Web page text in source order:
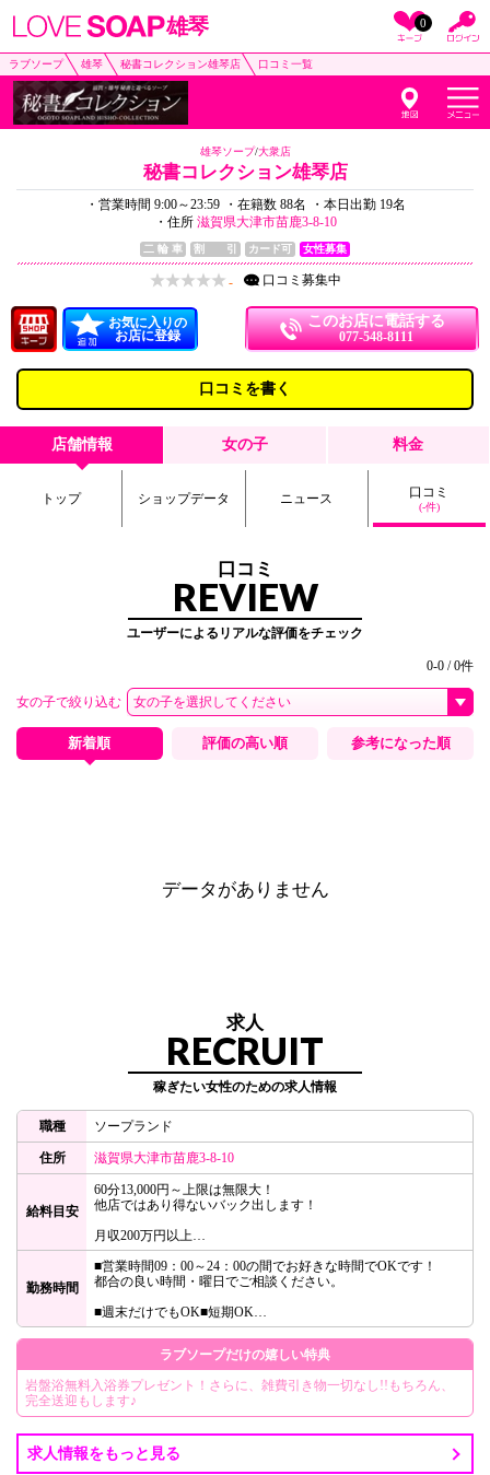
雄琴 0
ラブソープ 雄琴 秘書コレクション雄琴店 口コミ一覧
雄琴ソープ/大衆店
秘書コレクション雄琴店
・営業時間 9:00～23:59 ・在籍数 88名
・本日出勤 19名
・住所 滋賀県大津市苗鹿3-8-10
二 輪 車 割 引 カード可 女性募集
- 口コミ 募集中
お気に入りの
お店に登録
このお店に電話する
077-548-8111
口コミを書く
店舗情報 女の子 料金
トップ ショップデータ ニュース 口コミ
(-件)
口コミ
REVIEW
ユーザーによるリアルな評価をチェック
0-0 / 0件
女の子で絞り込む
新着順 評価の高い順 参考になった順
データがありません
求人
RECRUIT
稼ぎたい女性のための求人情報
職種 ソープランド
住所 滋賀県大津市苗鹿3-8-10
給料目安
60分13,000円～上限は無限大！
他店ではあり得ないバック出します！
月収200万円以上
1日最大20万円保証
勤務時間
■営業時間09：00～24：00の間でお好きな時間でOKです！
都合の良い時間・曜日でご相談ください。
■週末だけでもOK■短期OK
1日だけの体験入店から
レギュラーでの勤務
1周間や10日間限定の出稼ぎでも
どのような勤務期間でも構いません!!
その勤務期間中に目標額を達成しても、もっと稼ぎたいっと思
ってもらえれば
延長なども可能です♪
まずはあなたのご希望をお聞かせください。
ラブソープだけの嬉しい特典
岩盤浴無料入浴券プレゼント！さらに、雑費引き物一切なし!!もちろん、
完全送迎もします♪
求人情報をもっと見る